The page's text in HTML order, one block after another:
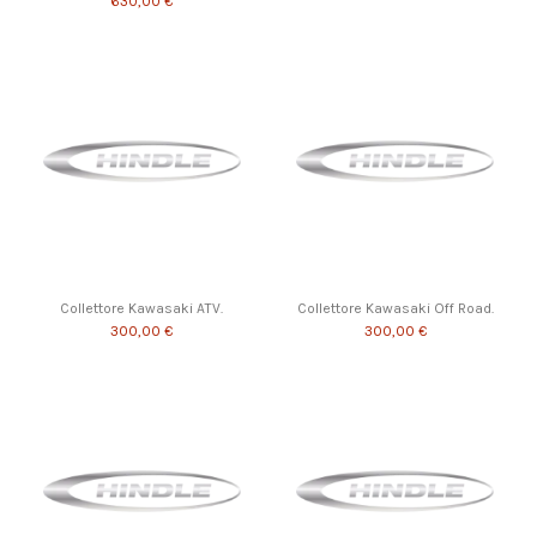
Collettore Kawasaki ATV.
300,00 €
Collettore Kawasaki Off Road.
300,00 €